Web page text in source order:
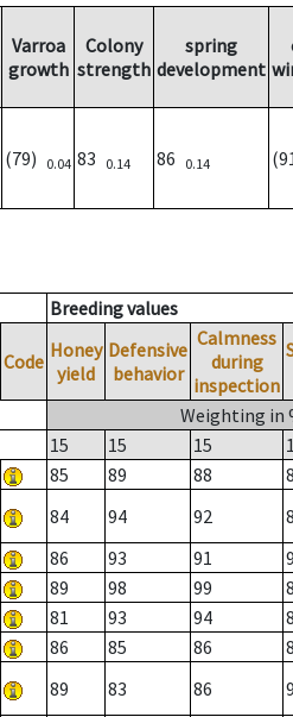
Varroa
growth
Colony
strength
spring
development
(79) 0.04 83 0.14 86 0.14
Breeding values
Code Honey
yield
Defensive
behavior
Calmness
during
inspection
Weighting in
15
15 15
85 89 88
84 94 92
86 93 91
89 98 99
81 93 94
86 85 86
89 83 86